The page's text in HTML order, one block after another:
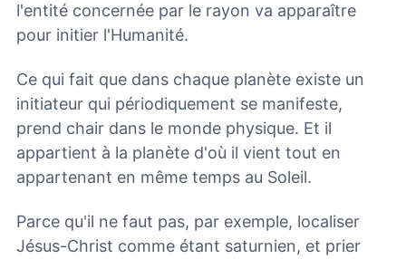
l'entité concernée par le rayon va apparaître
pour initier l'Humanité.
Ce qui fait que dans chaque planète existe un
initiateur qui périodiquement se manifeste,
prend chair dans le monde physique. Et il
appartient à la planète d'où il vient tout en
appartenant en même temps au Soleil.
Parce qu'il ne faut pas, par exemple, localiser
Jésus-Christ comme étant saturnien, et prier